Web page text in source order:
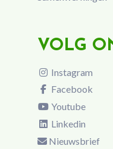
VOLG
Instagram
Facebook
Youtube
Linkedin
Nieuwsbrief